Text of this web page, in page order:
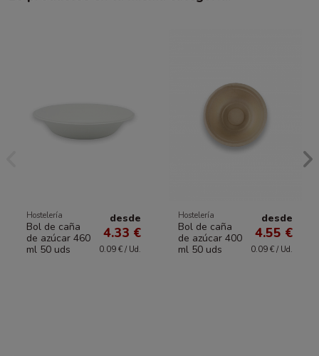
Hostelería
Bol de caña
de azúcar 460
ml 50 uds
desde
4.33 €
0.09 € / Ud.
Hostelería
Bol de caña
de azúcar 400
ml 50 uds
desde
4.55 €
0.09 € / Ud.